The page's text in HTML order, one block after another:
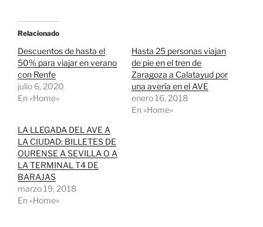
r
n
T
w
i
t
t
e
r
e
a
b
r
e
e
n
u
n
a
v
n
F
a
S
e
a
b
r
e
e
u
n
Relacionado
Descuentos de hasta el
50% para viajar en verano
con Renfe
julio 6, 2020
En «Home»
Hasta 25 personas viajan
de pie en el tren de
Zaragoza a Calatayud por
una avería en el AVE
enero 16, 2018
En «Home»
LA LLEGADA DEL AVE A
LA CIUDAD: BILLETES DE
OURENSE A SEVILLA O A
LA TERMINAL T4 DE
BARAJAS
marzo 19, 2018
En «Home»